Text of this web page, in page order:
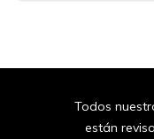
Todos
están